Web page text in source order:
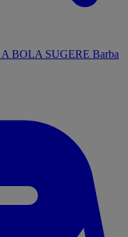
A BOLA SUGERE Barba